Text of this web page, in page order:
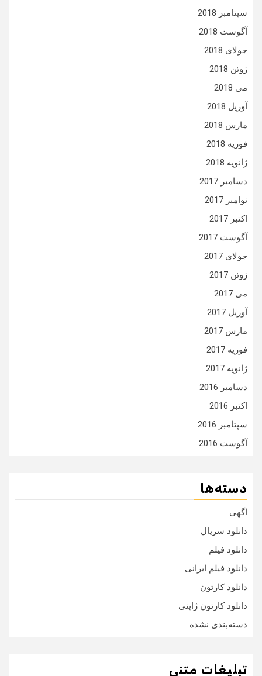
سپتامبر 2018
آگوست 2018
جولای 2018
ژوئن 2018
می 2018
آوریل 2018
مارس 2018
فوریه 2018
ژانویه 2018
دسامبر 2017
نوامبر 2017
اکتبر 2017
آگوست 2017
جولای 2017
ژوئن 2017
می 2017
آوریل 2017
مارس 2017
فوریه 2017
ژانویه 2017
دسامبر 2016
اکتبر 2016
سپتامبر 2016
آگوست 2016
دسته‌ها
اگهی
دانلود سریال
دانلود فیلم
دانلود فیلم ایرانی
دانلود کارتون
دانلود کارتون ژاپنی
دسته‌بندی نشده
تبلیغات متنی